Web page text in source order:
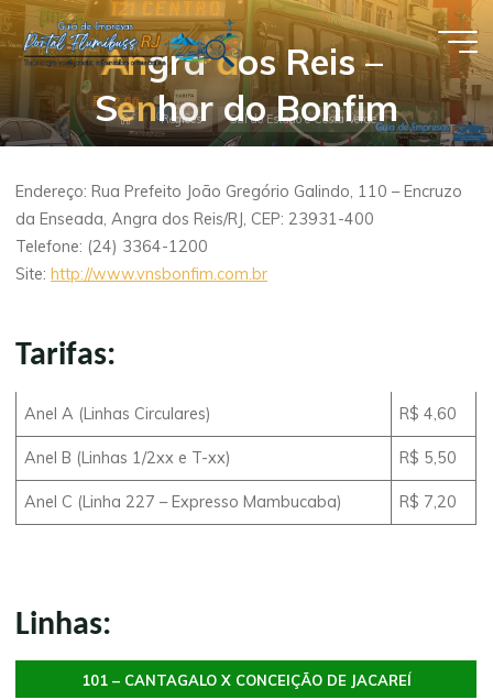
Pular
para
conteúdo
Guia de
Empresas
- Portal
RJ
A
Angra d
dos Reis –
Se
enhor do Bonfim
Página
inicial
Regiões Sul do Estado e Costa Verde
Endereço: Rua Prefeito João Gregório Galindo, 110 – Encruzo
da Enseada, Angra dos Reis/RJ, CEP: 23931-400
Telefone: (24) 3364-1200
Site:http://www.vnsbonfim.com.br
Tarifas:
Anel A (Linhas Circulares) R$ 4,60
Anel B (Linhas 1/2xx e T-xx) R$ 5,50
Anel C (Linha 227 – Expresso Mambucaba) R$ 7,20
Linhas:
101 – CANTAGALO X CONCEIÇÃO DE JACAREÍ